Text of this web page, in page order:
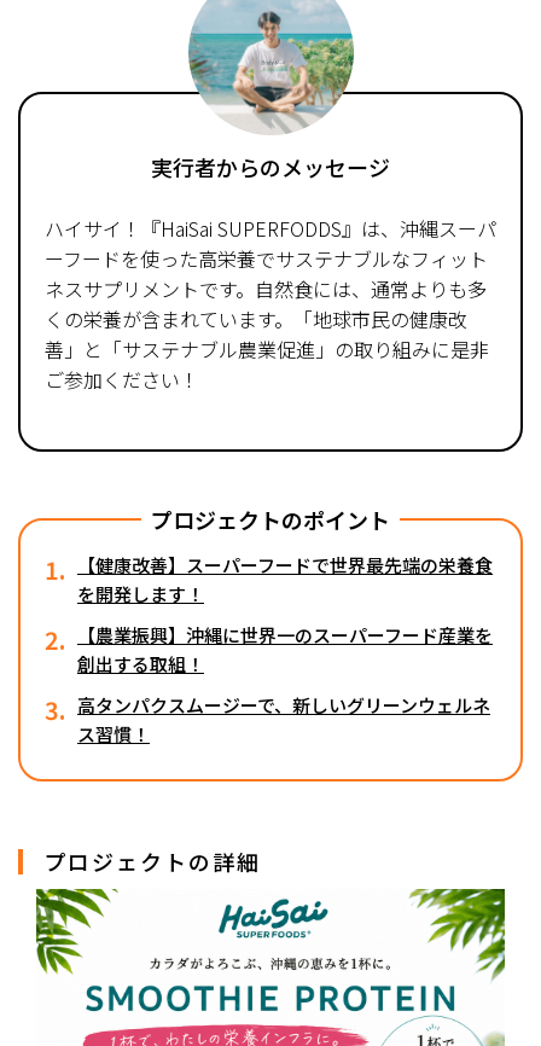
実行者からのメッセージ
ハイサイ！『HaiSai SUPERFODDS』は、沖縄スーパ
ーフードを使った高栄養でサステナブルなフィット
ネスサプリメントです。自然食には、通常よりも多
くの栄養が含まれています。「地球市民の健康改
善」と「サステナブル農業促進」の取り組みに是非
ご参加ください！
プロジェクトのポイント
1.
【健康改善】スーパーフードで世界最先端の栄養食
を開発します！
2.
【農業振興】沖縄に世界一のスーパーフード産業を
創出する取組！
3. 高タンパクスムージーで、新しいグリーンウェルネ
ス習慣！
プロジェクトの詳細